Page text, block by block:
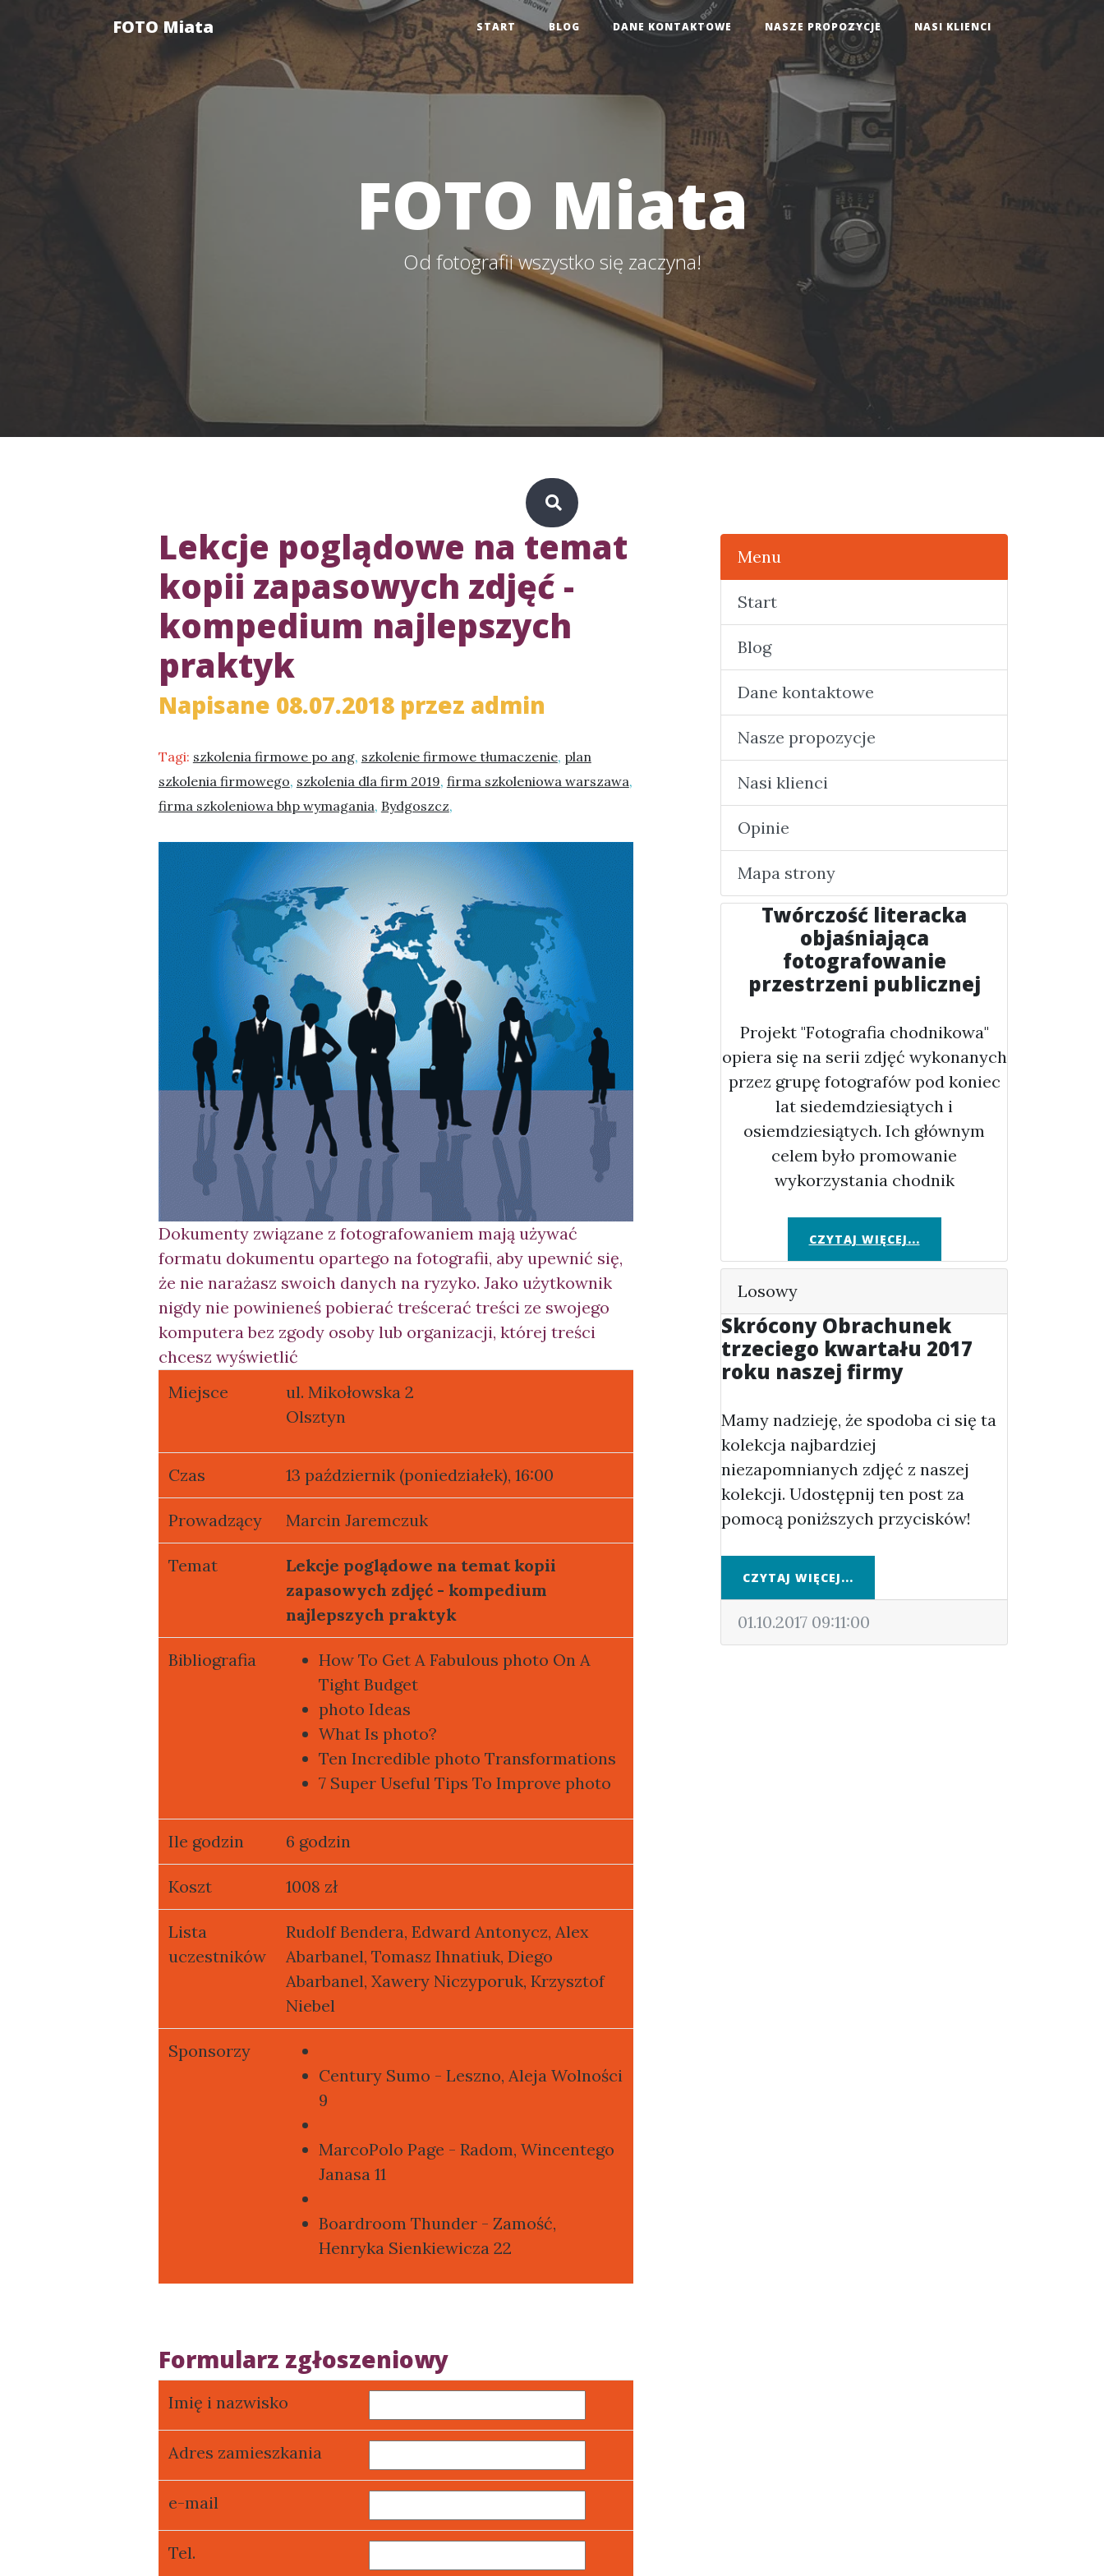
FOTO Miata START BLOG DANE KONTAKTOWE NASZE PROPOZYCJE NASI KLIENCI
FOTO Miata
Od fotografii wszystko się zaczyna!
Lekcje poglądowe na temat
kopii zapasowych zdjęć -
kompedium najlepszych
praktyk
Napisane 08.07.2018 przez admin
Tagi: szkolenia firmowe po ang, szkolenie firmowe tłumaczenie, plan
szkolenia firmowego, szkolenia dla firm 2019, firma szkoleniowa warszawa,
firma szkoleniowa bhp wymagania, Bydgoszcz,
Dokumenty związane z fotografowaniem mają używać
formatu dokumentu opartego na fotografii, aby upewnić się,
że nie narażasz swoich danych na ryzyko. Jako użytkownik
nigdy nie powinieneś pobierać treścerać treści ze swojego
komputera bez zgody osoby lub organizacji, której treści
chcesz wyświetlić
Miejsce
ul. Mikołowska 2
Olsztyn
Czas 13 październik (poniedziałek), 16:00
Prowadzący Marcin Jaremczuk
Temat
Lekcje poglądowe na temat kopii
zapasowych zdjęć - kompedium
najlepszych praktyk
Bibliografia
How To Get A Fabulous photo On A
Tight Budget
photo Ideas
What Is photo?
Ten Incredible photo Transformations
7 Super Useful Tips To Improve photo
Ile godzin 6 godzin
Koszt 1008 zł
Lista
uczestników
Rudolf Bendera, Edward Antonycz, Alex
Abarbanel, Tomasz Ihnatiuk, Diego
Abarbanel, Xawery Niczyporuk, Krzysztof
Niebel
Sponsorzy
Century Sumo - Leszno, Aleja Wolności
9
MarcoPolo Page - Radom, Wincentego
Janasa 11
Boardroom Thunder - Zamość,
Henryka Sienkiewicza 22
Formularz zgłoszeniowy
Imię i nazwisko
Adres zamieszkania
e-mail
Tel.
Menu
Start
Blog
Dane kontaktowe
Nasze propozycje
Nasi klienci
Opinie
Mapa strony
Twórczość literacka
objaśniająca
fotografowanie
przestrzeni publicznej
Projekt "Fotografia chodnikowa"
opiera się na serii zdjęć wykonanych
przez grupę fotografów pod koniec
lat siedemdziesiątych i
osiemdziesiątych. Ich głównym
celem było promowanie
wykorzystania chodnik
CZYTAJ WIĘCEJ...
Losowy
Skrócony Obrachunek
trzeciego kwartału 2017
roku naszej firmy
Mamy nadzieję, że spodoba ci się ta
kolekcja najbardziej
niezapomnianych zdjęć z naszej
kolekcji. Udostępnij ten post za
pomocą poniższych przycisków!
CZYTAJ WIĘCEJ...
01.10.2017 09:11:00